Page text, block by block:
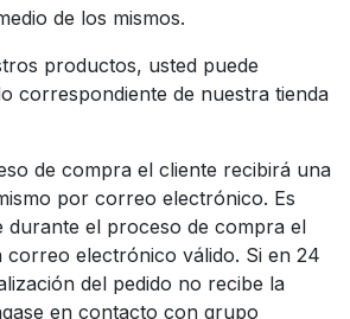
de los mismos.
productos, usted puede
correspondiente de nuestra tienda
de compra el cliente recibirá una
por correo electrónico. Es
durante el proceso de compra el
correo electrónico válido. Si en 24
del pedido no recibe la
en contacto con grupo